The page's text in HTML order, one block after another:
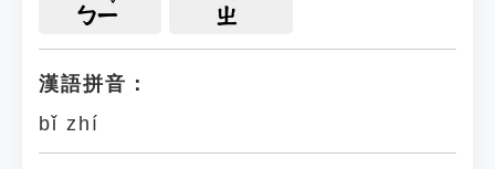
ㄅㄧ ㄓ
漢語拼音：
bǐ zhí